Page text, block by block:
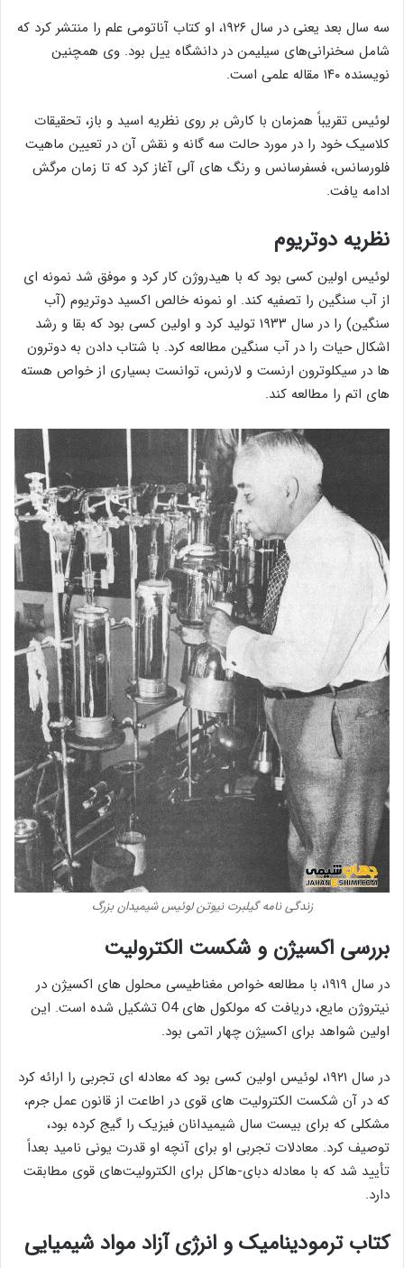
سه سال بعد یعنی در سال ۱۹۲۶، او کتاب آناتومی علم را منتشر کرد که
شامل سخنرانی‌های سیلیمن در دانشگاه ییل بود. وی همچنین
نویسنده ۱۴۰ مقاله علمی است.
لوئیس تقریباً همزمان با کارش بر روی نظریه اسید و باز، تحقیقات
کلاسیک خود را در مورد حالت سه گانه و نقش آن در تعیین ماهیت
فلورسانس، فسفرسانس و رنگ های آلی آغاز کرد که تا زمان مرگش
ادامه یافت.
نظریه دوتریوم
لوئیس اولین کسی بود که با هیدروژن کار کرد و موفق شد نمونه ای
از آب سنگین را تصفیه کند. او نمونه خالص اکسید دوتریوم (آب
سنگین) را در سال ۱۹۳۳ تولید کرد و اولین کسی بود که بقا و رشد
اشکال حیات را در آب سنگین مطالعه کرد. با شتاب دادن به دوترون
ها در سیکلوترون ارنست و لارنس، توانست بسیاری از خواص هسته
های اتم را مطالعه کند.
زندگی نامه گیلبرت نیوتن لوئیس شیمیدان بزرگ
بررسی اکسیژن و شکست الکترولیت
در سال ۱۹۱۹، با مطالعه خواص مغناطیسی محلول های اکسیژن در
نیتروژن مایع، دریافت که مولکول های O4 تشکیل شده است. این
اولین شواهد برای اکسیژن چهار اتمی بود.
در سال ۱۹۲۱، لوئیس اولین کسی بود که معادله ای تجربی را ارائه کرد
که در آن شکست الکترولیت های قوی در اطاعت از قانون عمل جرم،
مشکلی که برای بیست سال شیمیدانان فیزیک را گیج کرده بود،
توصیف کرد. معادلات تجربی او برای آنچه او قدرت یونی نامید بعداً
تأیید شد که با معادله دبای-هاکل برای الکترولیت‌های قوی مطابقت
دارد.
کتاب ترمودینامیک و انرژی آزاد مواد شیمیایی